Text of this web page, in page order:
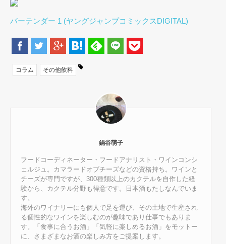
バーテンダー 1 (ヤングジャンプコミックスDIGITAL)
コラム その他飲料
鍋谷萌子
フードコーディネーター・フードアナリスト・ワインコンシ
ェルジュ。カマラードオブチーズなどの資格持ち。ワインと
チーズが専門ですが、300種類以上のカクテルを自作した経
験から、カクテル分野も得意です。日本酒もたしなんでいま
す。
海外のワイナリーにも個人で足を運び、その土地で生産され
る個性的なワインを楽しむのが趣味であり仕事でもありま
す。「食事に合うお酒」「気軽に楽しめるお酒」をモットー
に、さまざまなお酒の楽しみ方をご提案します。